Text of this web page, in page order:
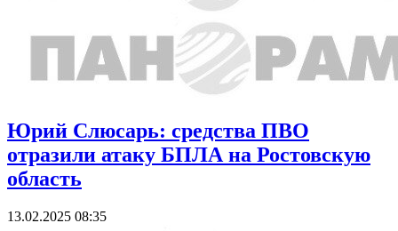
Юрий Слюсарь: средства ПВО
отразили атаку БПЛА на Ростовскую
область
13.02.2025 08:35